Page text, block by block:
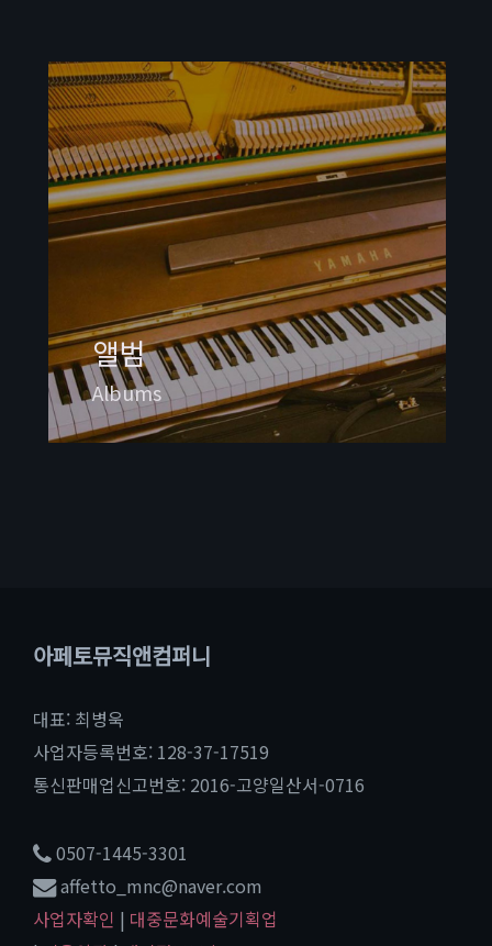
앨범
Albums
아페토뮤직앤컴퍼니
대표: 최병욱
사업자등록번호: 128-37-17519
통신판매업신고번호: 2016-고양일산서-0716
0507-1445-3301
affetto_mnc@naver.com
사업자확인 | 대중문화예술기획업